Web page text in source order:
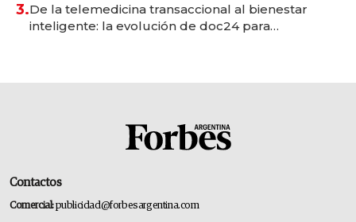
3.De la telemedicina transaccional al bienestar
inteligente: la evolución de doc24 para
Contactos
Comercial:publicidad@forbesargentina.com